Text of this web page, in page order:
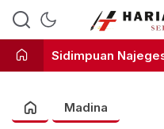
Harian
Sidimpuan
Madina